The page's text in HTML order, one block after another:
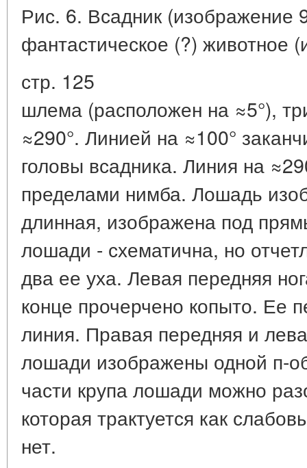
Рис. 6. Всадник (изображение
фантастическое (?) животное
стр. 125
шлема (расположен на ≈5°),
≈290°. Линией на ≈100°
головы всадника. Линия на
пределами нимба. Лошадь
длинная, изображена под
лошади - схематична, но
два ее уха. Левая передняя
конце прочерчено копыто. Ее
линия. Правая передняя и
лошади изображены одной п-
части крупа лошади можно
которая трактуется как
нет.